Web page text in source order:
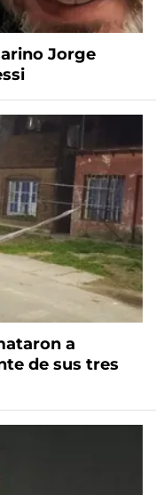
Jorge
a
de sus tres